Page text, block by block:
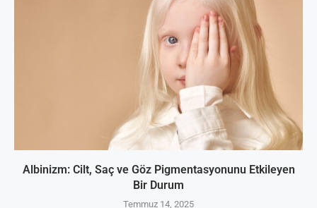
Albinizm: Cilt, Saç ve Göz Pigmentasyonunu Etkileyen
Bir Durum
Temmuz 14, 2025